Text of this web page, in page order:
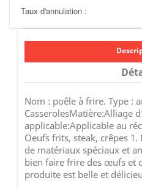
Taux d'annulation :
Nom : poêle à frire. Type :
CasserolesMatière:Alliage
applicable:Applicable au
Oeufs frits, steak, crêpes
de matériaux spéciaux et
bien faire frire des œufs et
produite est belle et